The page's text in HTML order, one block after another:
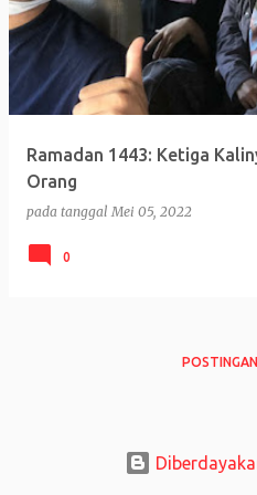
n
g
a
Ramadan 1443: Ketiga
Orang
pada tanggalMei 05, 2022
0